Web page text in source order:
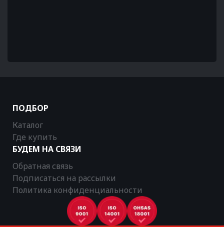
ПОДБОР
Каталог
Где купить
БУДЕМ НА СВЯЗИ
Обратная связь
Подписаться на рассылки
Политика конфиденциальности